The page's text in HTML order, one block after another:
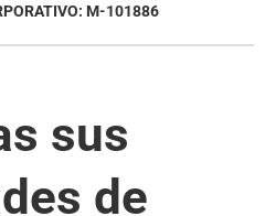
M-101886
sus
de